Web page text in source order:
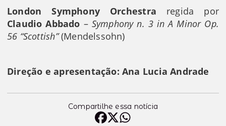
London Symphony Orchestra regida por
Claudio Abbado – Symphony n. 3 in A Minor Op.
56 “Scottish”(Mendelssohn)
Direção e apresentação:Ana Lucia Andrade
Compartilhe essa notícia